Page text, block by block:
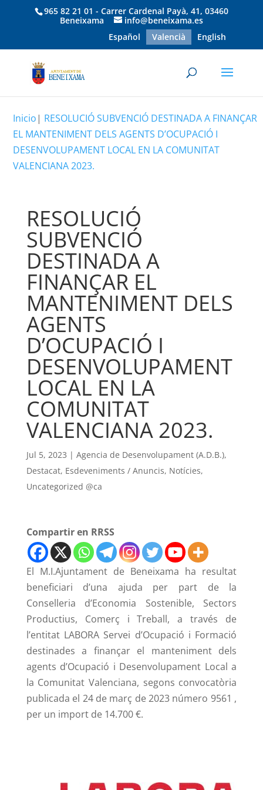
965 82 21 01 - Carrer Cardenal Payà, 41, 03460
Beneixama
info@beneixama.es
Español
Valencià English
Inicio| RESOLUCIÓ SUBVENCIÓ DESTINADA A FINANÇAR
EL MANTENIMENT DELS AGENTS D’OCUPACIÓ I
DESENVOLUPAMENT LOCAL EN LA COMUNITAT
VALENCIANA 2023.
RESOLUCIÓ
SUBVENCIÓ
DESTINADA A
FINANÇAR EL
MANTENIMENT DELS
AGENTS
D’OCUPACIÓ I
DESENVOLUPAMENT
LOCAL EN LA
COMUNITAT
VALENCIANA 2023.
Jul 5, 2023 | Agencia de Desenvolupament (A.D.B.),
Destacat, Esdeveniments / Anuncis, Notícies,
Uncategorized @ca
Compartir en RRSS
El M.I.Ajuntament de Beneixama ha resultat
beneficiari d’una ajuda per part de la
Conselleria d’Economia Sostenible, Sectors
Productius, Comerç i Treball, a través de
l’entitat LABORA Servei d’Ocupació i Formació
destinades a finançar el manteniment dels
agents d’Ocupació i Desenvolupament Local a
la Comunitat Valenciana, segons convocatòria
publicada el 24 de març de 2023 número 9561 ,
per un import de 14.700 €.